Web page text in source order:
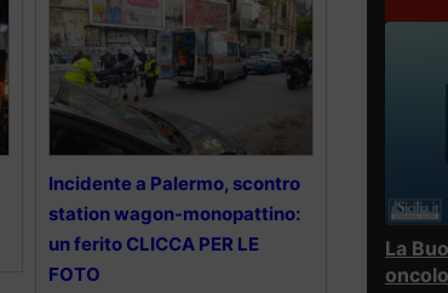
Incidente a Palermo, scontro
station wagon-monopattino:
un ferito CLICCA PER LE
FOTO
La